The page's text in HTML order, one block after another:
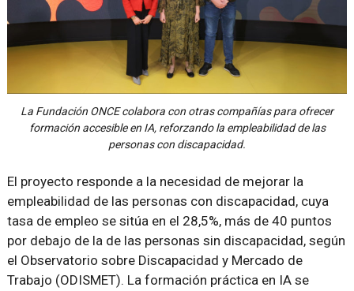
La Fundación ONCE colabora con otras compañías para ofrecer
formación accesible en IA, reforzando la empleabilidad de las
personas con discapacidad.
El proyecto responde a la necesidad de mejorar la
empleabilidad de las personas con discapacidad, cuya
tasa de empleo se sitúa en el 28,5%, más de 40 puntos
por debajo de la de las personas sin discapacidad, según
el Observatorio sobre Discapacidad y Mercado de
Trabajo (ODISMET). La formación práctica en IA se